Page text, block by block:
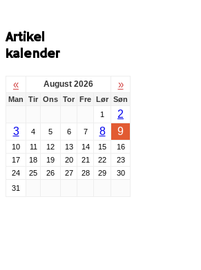
Artikel
kalender
« August 2026 »
Man Tir Ons Tor Fre Lør Søn
1
2
3
4 5 6 7 8 9
10 11 12 13 14 15
16
17
18 19 20 21 22
23
24
25 26 27 28 29
30
31